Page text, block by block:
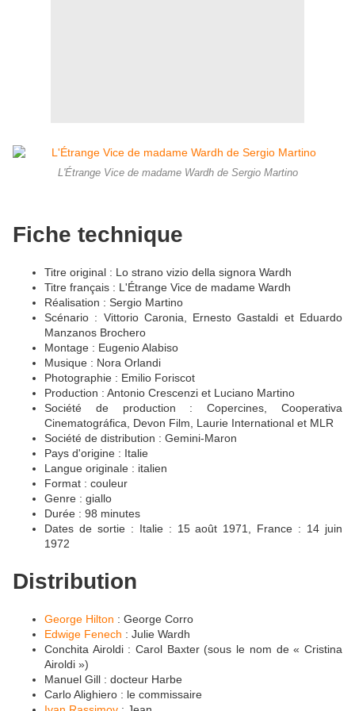
L'Étrange Vice de madame Wardh de Sergio Martino
Fiche technique
Titre original : Lo strano vizio della signora Wardh
Titre français : L'Étrange Vice de madame Wardh
Réalisation : Sergio Martino
Scénario : Vittorio Caronia, Ernesto Gastaldi et Eduardo
Manzanos Brochero
Montage : Eugenio Alabiso
Musique : Nora Orlandi
Photographie : Emilio Foriscot
Production : Antonio Crescenzi et Luciano Martino
Société de production : Copercines, Cooperativa
Cinematográfica, Devon Film, Laurie International et MLR
Société de distribution : Gemini-Maron
Pays d'origine : Italie
Langue originale : italien
Format : couleur
Genre : giallo
Durée : 98 minutes
Dates de sortie : Italie : 15 août 1971, France : 14 juin
1972
Distribution
George Hilton : George Corro
Edwige Fenech : Julie Wardh
Conchita Airoldi : Carol Baxter (sous le nom de « Cristina
Airoldi »)
Manuel Gill : docteur Harbe
Carlo Alighiero : le commissaire